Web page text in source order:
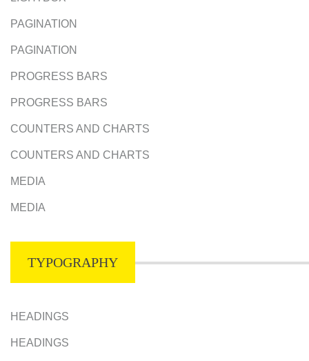
PAGINATION
PAGINATION
PROGRESS BARS
PROGRESS BARS
COUNTERS AND CHARTS
COUNTERS AND CHARTS
MEDIA
MEDIA
TYPOGRAPHY
HEADINGS
HEADINGS